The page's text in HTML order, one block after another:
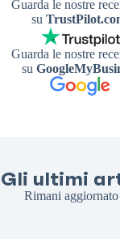
Guarda le nostre
su
Guarda le nostre
su
Gli ultimi
Rimani